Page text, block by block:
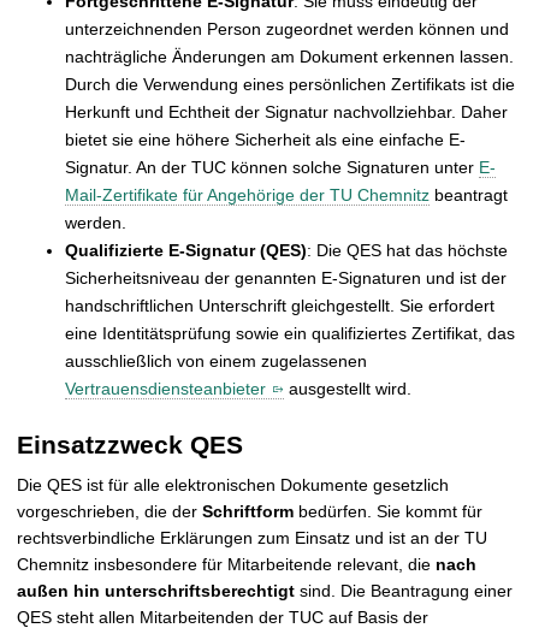
unterzeichnenden Person zugeordnet werden können und
nachträgliche Änderungen am Dokument erkennen lassen.
Durch die Verwendung eines persönlichen Zertifikats ist die
Herkunft und Echtheit der Signatur nachvollziehbar. Daher
bietet sie eine höhere Sicherheit als eine einfache E-
Signatur. An der TUC können solche Signaturen unter E-
Mail-Zertifikate für Angehörige der TU Chemnitz beantragt
werden.
Qualifizierte E-Signatur (QES): Die QES hat das höchste
Sicherheitsniveau der genannten E-Signaturen und ist der
handschriftlichen Unterschrift gleichgestellt. Sie erfordert
eine Identitätsprüfung sowie ein qualifiziertes Zertifikat, das
ausschließlich von einem zugelassenen
Vertrauensdiensteanbieter
ausgestellt wird.
Einsatzzweck QES
Die QES ist für alle elektronischen Dokumente gesetzlich
vorgeschrieben, die der Schriftform bedürfen. Sie kommt für
rechtsverbindliche Erklärungen zum Einsatz und ist an der TU
Chemnitz insbesondere für Mitarbeitende relevant, die nach
außen hin unterschriftsberechtigt sind. Die Beantragung einer
QES steht allen Mitarbeitenden der TUC auf Basis der